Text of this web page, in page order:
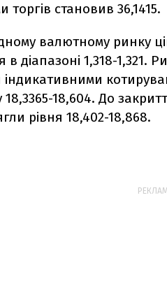
торгів становив 36,1415.
валютному ринку
в діапазоні 1,318-1,321.
18,604. До
рівня 18,402-18,868.